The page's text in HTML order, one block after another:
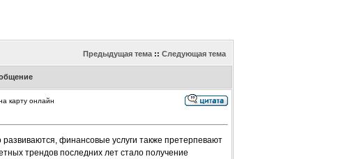
Предыдущая тема:: Следующая тема
карту онлайн
финансовые услуги также претерпевают
трендов последних лет стало получение